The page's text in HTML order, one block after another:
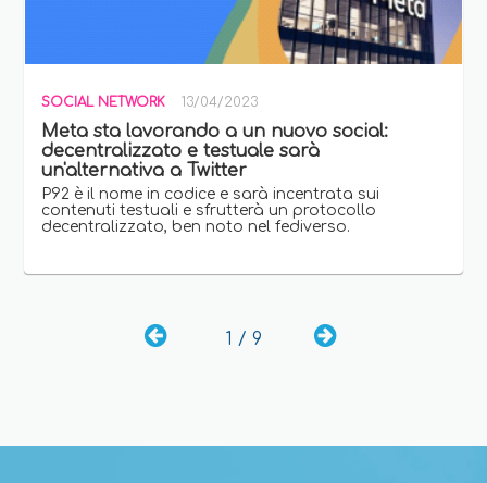
SOCIAL NETWORK 13/04/2023
Meta sta lavorando a un nuovo social:
decentralizzato e testuale sarà
un'alternativa a Twitter
P92 è il nome in codice e sarà incentrata sui
contenuti testuali e sfrutterà un protocollo
decentralizzato, ben noto nel fediverso.
1 / 9